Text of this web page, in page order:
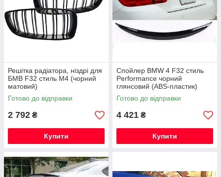
Решітка радіатора, ніздрі для
БМВ F32 стиль М4 (чорний
матовий)
Готово до відправки
2 792 ₴
Купити
Спойлер BMW 4 F32 стиль
Performance чорний
глянсовий (ABS-пластик)
Готово до відправки
4 421 ₴
Купити